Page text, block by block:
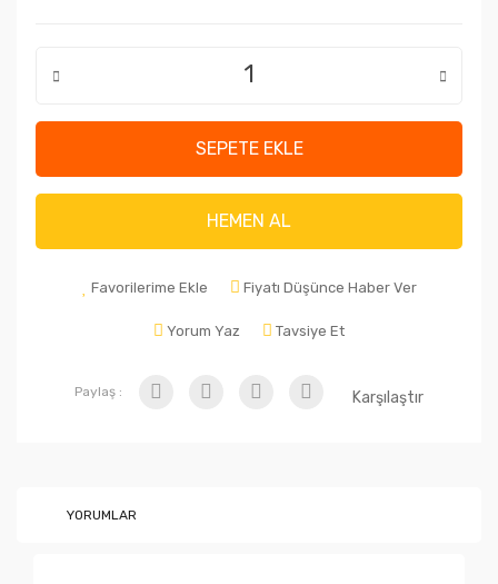
SEPETE EKLE
HEMEN AL
Favorilerime Ekle Fiyatı Düşünce Haber Ver
Yorum Yaz Tavsiye Et
Paylaş : Karşılaştır
YORUMLAR